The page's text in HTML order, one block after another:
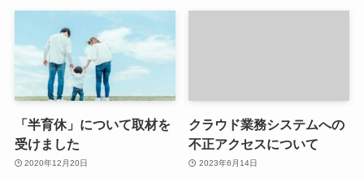
「半育休」について取材を
受けました
2020年12月20日
クラウド業務システムへの
不正アクセスについて
2023年6月14日